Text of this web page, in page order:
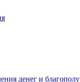
денег и